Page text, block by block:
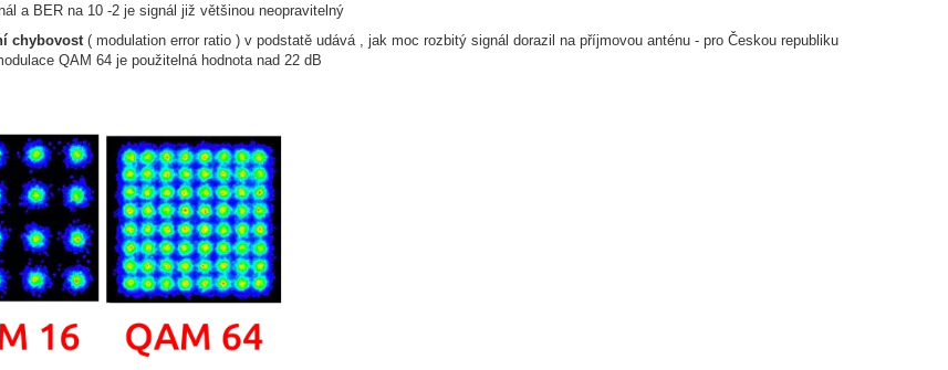
a BER na 10 -2 je signál již většinou neopravitelný
chybovost ( modulation error ratio ) v podstatě udává , jak moc rozbitý signál dorazil na příjmovou anténu - pro Českou republiku
QAM 64 je použitelná hodnota nad 22 dB